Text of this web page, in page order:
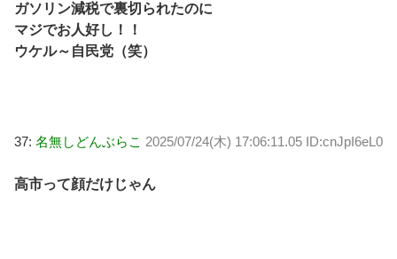
ガソリン減税で裏切られたのに
マジでお人好し！！
ウケル～自民党（笑）
37: 名無しどんぶらこ 2025/07/24(木) 17:06:11.05 ID:cnJpI6eL0
高市って顔だけじゃん